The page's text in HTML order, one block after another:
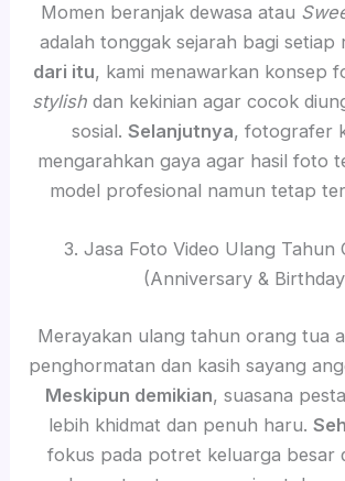
Momen beranjak dewasa atau
adalah tonggak sejarah bagi setiap
dari itu, kami menawarkan konsep
stylish dan kekinian agar cocok
sosial. Selanjutnya, fotografer
mengarahkan gaya agar hasil foto
model profesional namun tetap
3. Jasa Foto Video Ulang Tahun
(Anniversary &
Merayakan ulang tahun orang tua
penghormatan dan kasih sayang
Meskipun demikian, suasana
lebih khidmat dan penuh haru.
fokus pada potret keluarga besar